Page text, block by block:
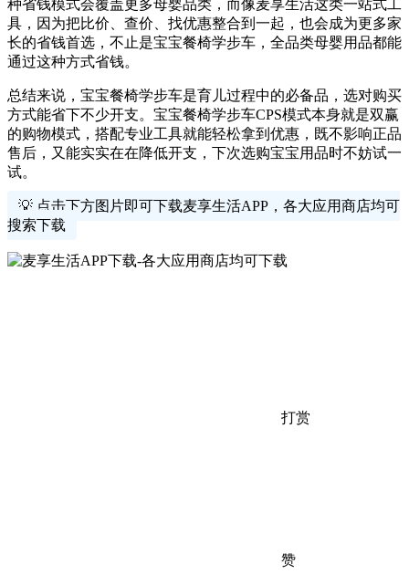
种省钱模式会覆盖更多母婴品类，而像麦享生活这类一站式工
具，因为把比价、查价、找优惠整合到一起，也会成为更多家
长的省钱首选，不止是宝宝餐椅学步车，全品类母婴用品都能
通过这种方式省钱。
总结来说，宝宝餐椅学步车是育儿过程中的必备品，选对购买
方式能省下不少开支。宝宝餐椅学步车CPS模式本身就是双赢
的购物模式，搭配专业工具就能轻松拿到优惠，既不影响正品
售后，又能实实在在降低开支，下次选购宝宝用品时不妨试一
试。
💡 点击下方图片即可下载麦享生活APP，各大应用商店均可
搜索下载
打赏
赞